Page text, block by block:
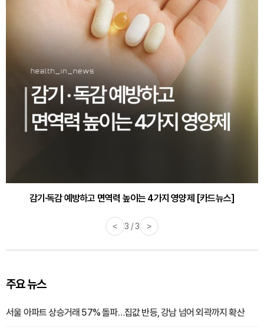
감기·독감 예방하고 면역력 높이는 4가지 영양제 [카드뉴스]
< 3 / 3 >
주요 뉴스
서울 아파트 상승거래 57% 돌파…집값 반등, 강남 넘어 외곽까지 확산